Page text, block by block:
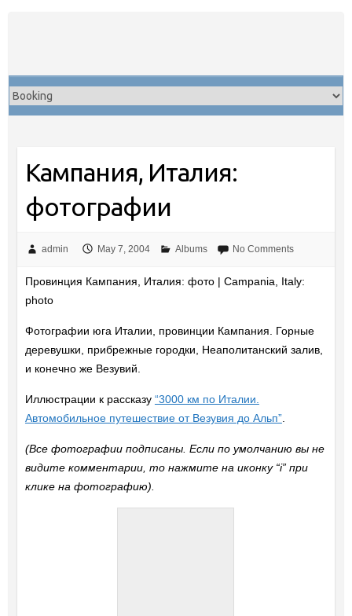
Кампания, Италия:
фотографии
admin May 7, 2004 Albums No Comments
Провинция Кампания, Италия: фото | Campania, Italy:
photo
Фотографии юга Италии, провинции Кампания. Горные
деревушки, прибрежные городки, Неаполитанский залив,
и конечно же Везувий.
Иллюстрации к рассказу “3000 км по Италии.
Автомобильное путешествие от Везувия до Альп”.
(Все фотографии подписаны. Если по умолчанию вы не
видите комментарии, то нажмите на иконку “i” при
клике на фотографию).